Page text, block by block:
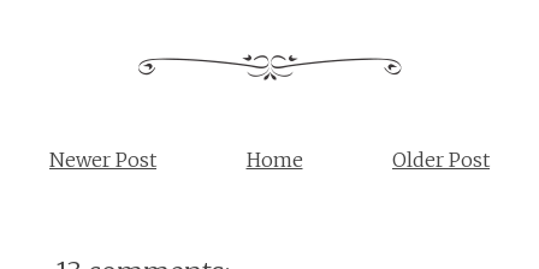
Newer Post Older Post
Home